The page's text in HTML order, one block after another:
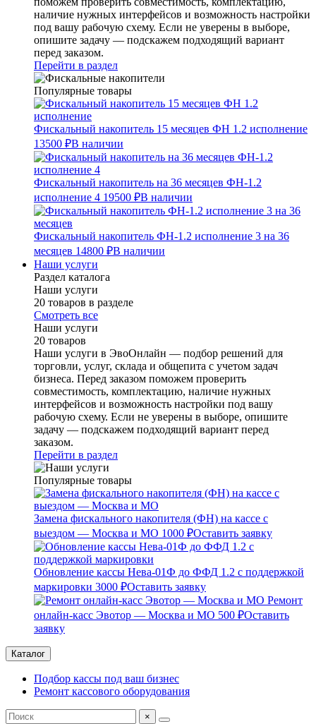
наличие нужных интерфейсов и возможность настройки
под вашу рабочую схему. Если не уверены в выборе,
опишите задачу — подскажем подходящий вариант
перед заказом.
Перейти в раздел
Популярные товары
Фискальный накопитель 15 месяцев ФН 1.2 исполнение
13500 ₽В наличии
Фискальный накопитель на 36 месяцев ФН-1.2
исполнение 4 19500 ₽В наличии
Фискальный накопитель ФН-1.2 исполнение 3 на 36
месяцев 14800 ₽В наличии
Наши услуги
Раздел каталога
Наши услуги
20 товаров в разделе
Смотреть все
Наши услуги
20 товаров
Наши услуги в ЭвоОнлайн — подбор решений для
торговли, услуг, склада и общепита с учетом задач
бизнеса. Перед заказом поможем проверить
совместимость, комплектацию, наличие нужных
интерфейсов и возможность настройки под вашу
рабочую схему. Если не уверены в выборе, опишите
задачу — подскажем подходящий вариант перед
заказом.
Перейти в раздел
Популярные товары
Замена фискального накопителя (ФН) на кассе с
выездом — Москва и МО 1000 ₽Оставить заявку
Обновление кассы Нева-01Ф до ФФД 1.2 с поддержкой
маркировки 3000 ₽Оставить заявку
Ремонт
онлайн-касс Эвотор — Москва и МО 500 ₽Оставить
заявку
Каталог
Подбор кассы под ваш бизнес
Ремонт кассового оборудования
×